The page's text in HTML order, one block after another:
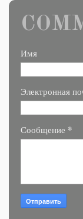
Имя
Электронная
Сообщение *